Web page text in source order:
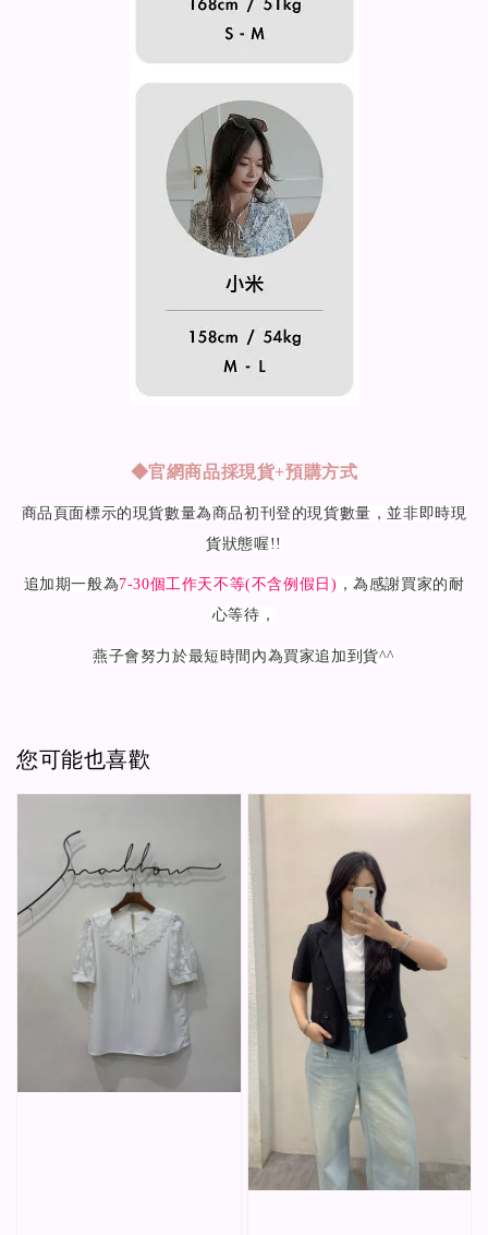
◆官網商品採現貨+預購方式
商品頁面標示的現貨數量為商品初刊登的現貨數量，並非即時現
貨狀態喔!!
追加期一般為7-30個工作天不等(不含例假日) ，為感謝買家的耐
心等待，
燕子會努力於最短時間內為買家追加到貨^^
您可能也喜歡